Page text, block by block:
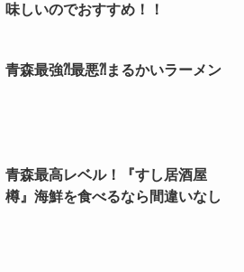
味しいのでおすすめ！！
青森最強⁈最悪⁈まるかいラーメン
青森最高レベル！『すし居酒屋
樽』海鮮を食べるなら間違いなし